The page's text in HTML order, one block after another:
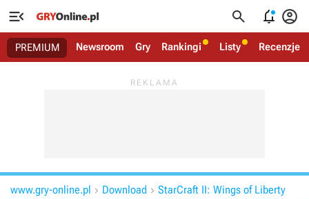
   
PREMIUM Newsroom Gry Rankingi Listy Recenzje
www.gry-online.pl  Download  StarCraft II: Wings of Liberty